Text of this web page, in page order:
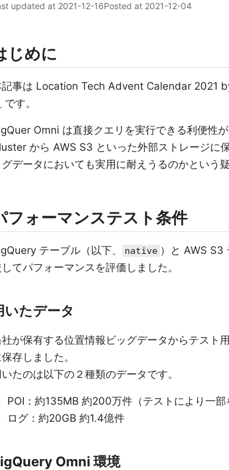
updated at 2021-12-16Posted at 2021-12-04
じめに
記事は Location Tech Advent Calendar 2021
です。
Omni は直接クエリを実行できる利便性
から AWS S3 といった外部ストレージに
グデータにおいても実用に耐えうるのかという
フォーマンステスト条件
テーブル（以下、 native ）と AWS S3
てパフォーマンスを評価しました。
いたデータ
社が保有する位置情報ビッグデータからテスト
存しました。
たのは以下の２種類のデータです。
POI：約135MB 約200万件（テストにより一部
ログ：約20GB 約1.4億件
Omni 環境